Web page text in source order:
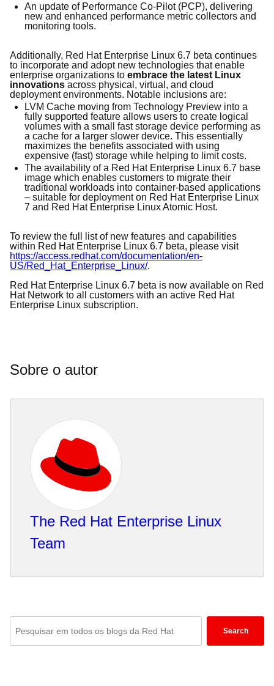
An update of Performance Co-Pilot (PCP), delivering
new and enhanced performance metric collectors and
monitoring tools.
Additionally, Red Hat Enterprise Linux 6.7 beta continues
to incorporate and adopt new technologies that enable
enterprise organizations to embrace the latest Linux
innovations across physical, virtual, and cloud
deployment environments. Notable inclusions are:
LVM Cache moving from Technology Preview into a
full y supported feature allows users to create logical
volumes with a small faststorage device performing as
a cache for a larger slower device. This essentially
maximizes the benefits associated with using
expensive (fast) storage while helping to limit costs.
The availability of a Red Hat Enterprise Linux 6.7 base
image which enables customers to migrate their
traditional workloads into container-based applications
– suitable for deployment on Red Hat Enterprise Linux
7 and Red Hat Enterprise Linux Atomic Host.
To review the full list of new features and capabilities
within Red Hat Enterprise Linux 6.7 beta, please visit
https://access.redhat.com/documentation/en-
US/Red_Hat_Enterprise_Linux/.
Red Hat Enterprise Linux 6.7 beta is now available on Red
Hat Network to all customers with an active Red Hat
Enterprise Linux subscription.
Sobre o autor
The Red Hat Enterprise Linux
Team
Search